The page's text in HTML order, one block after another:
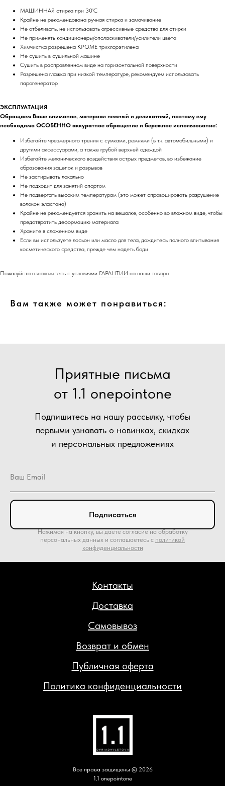
МАШИННАЯ стирка при 30'C
Крайне не рекомендована ручная стирка и замачивание
Не отбеливать, не использовать агрессивные средства для стирки
Не применять кондиционеры/ополаскиватели/усилители цвета
Химчистка разрешена КРОМЕ трихлорэтилена
Не сушить в сушильной машине
Сушить в расправленном виде на горизонтальной поверхности
Разрешена глажка при низкой температуре, рекомендуем использовать
парогенератор
ЭКСПЛУАТАЦИЯ
Обращаем Ваше внимание, материал нежный и деликатный, поэтому ему
необходимо ОСОБЕННО аккуратное обращение и бережное использование:
Избегайте чрезмерного трения с сумками, ремнями (в т.ч. автомобильными) и
другими аксессуарами, а также грубой верхней одеждой
Избегайте механического воздействия острых предметов, во избежание
образования зацепок и разрывов
Не застирывать локально
Не подходит для занятий спортом
Не подвергать высоким температурам (это может спровоцировать разрушение
волокон эластана)
Крайне не рекомендуется хранить на вешалке, особенно во влажном виде, чтобы
предотвратить деформацию материала
Храните в сложенном виде
Если вы используете лосьон или масло для тела, дождитесь полного впитывания
косметического средства, прежде чем надеть боди
Пожалуйста ознакомьтесь с условиями ГАРАНТИИ на наши товары
Вам также может понравиться:
Подпишитесь на нашу рассылку, чтобы
первыми узнавать о новинках, скидках
и персональных предложениях
Приятные письма
от 1.1 onepointone
Подписаться
Все права защищены © 2026
1.1 onepointone
Публичная оферта
Политика конфиденциальности
Доставка
Возврат и обмен
Самовывоз
Контакты
Нажимая на кнопку, вы даете согласие на обработку
персональных данных и соглашаетесь c политикой
конфиденциальности